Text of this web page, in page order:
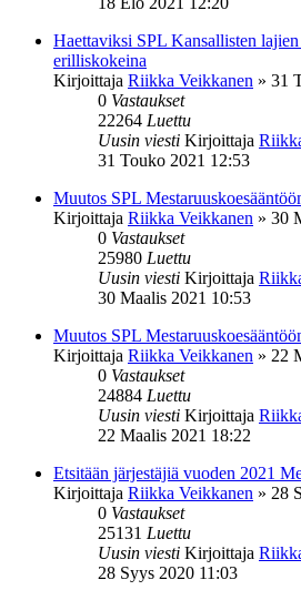
Haettaviksi SPL Kansallisten
erilliskokeina
Kirjoittaja Riikka Veikkanen » 31
0 Vastaukset
22264 Luettu
Uusin viesti Kirjoittaja
31 Touko 2021 12:53
Muutos SPL
Kirjoittaja Riikka Veikkanen » 30
0 Vastaukset
25980 Luettu
Uusin viesti Kirjoittaja
30 Maalis 2021 10:53
Muutos SPL
Kirjoittaja Riikka Veikkanen » 22
0 Vastaukset
24884 Luettu
Uusin viesti Kirjoittaja
22 Maalis 2021 18:22
Etsitään järjestäjiä vuoden 2021
Kirjoittaja Riikka Veikkanen » 28
0 Vastaukset
25131 Luettu
Uusin viesti Kirjoittaja
28 Syys 2020 11:03